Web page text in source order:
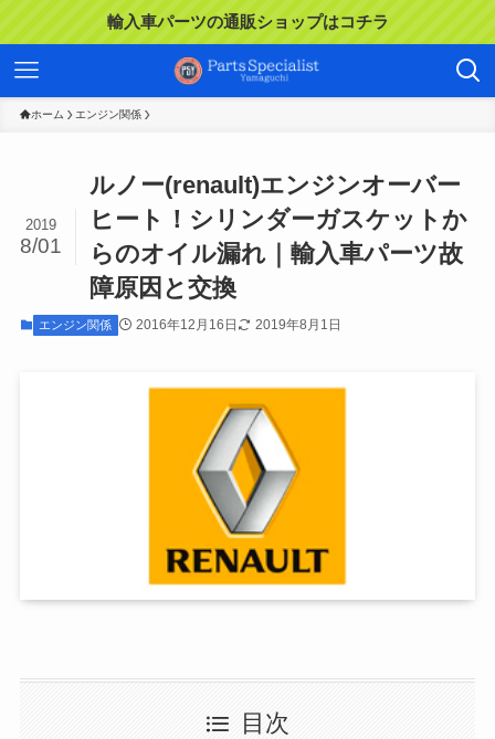
輸入車パーツの通販ショップはコチラ
ホーム エンジン関係
ルノー(renault)エンジンオーバー
ヒート！シリンダーガスケットか
らのオイル漏れ｜輸入車パーツ故
障原因と交換
2019
8/01
エンジン関係 2016年12月16日 2019年8月1日
目次